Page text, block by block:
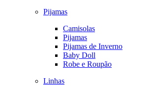
Pijamas
Camisolas
Pijamas
Pijamas de Inverno
Baby Doll
Robe e Roupão
Linhas